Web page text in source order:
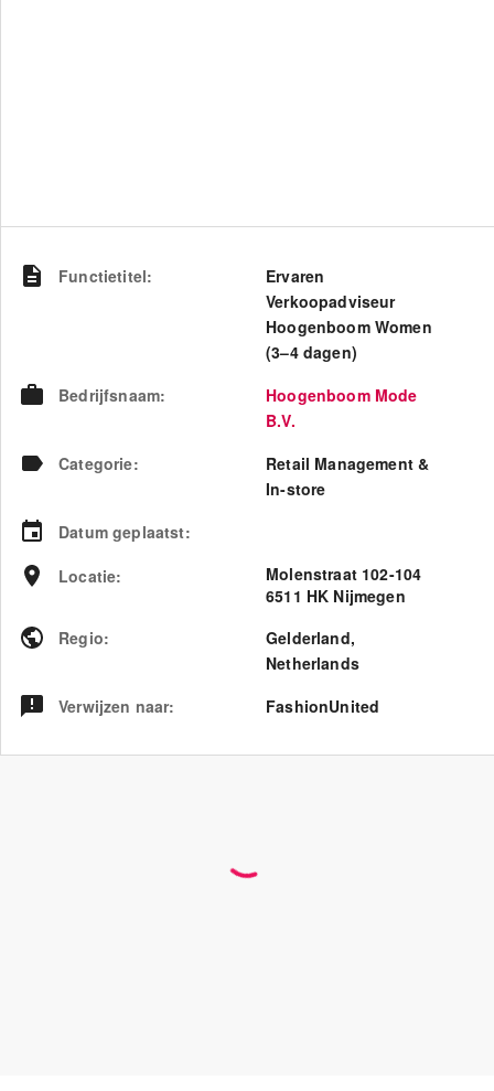
Functietitel:
Ervaren
Verkoopadviseur
Hoogenboom Women
(3–4 dagen)
Bedrijfsnaam:
Hoogenboom Mode
B.V.
Categorie:
Retail Management &
In-store
Datum geplaatst:
Locatie:
Molenstraat 102-104
6511 HK Nijmegen
Regio: Gelderland,
Netherlands
Verwijzen naar: FashionUnited